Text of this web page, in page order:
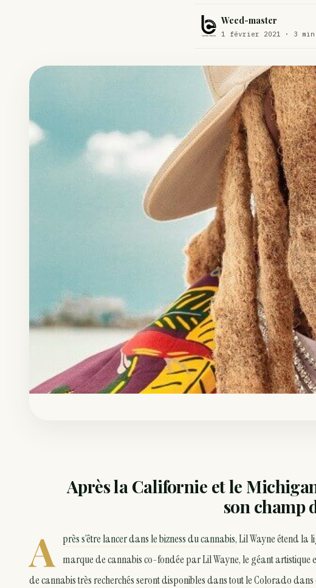
Étude : L’extrait de cannabis, un traitement efficace contre les maux de dos…
Weed-master
1 février 2021 · 3
Après la Californie et le
son champ
A près s’être lancer dans le bizness du cannabis, Lil Wayne étend la
marque de cannabis co-fondée par Lil Wayne, le géant artistique
de cannabis très recherchés seront disponibles dans tout le Colorado